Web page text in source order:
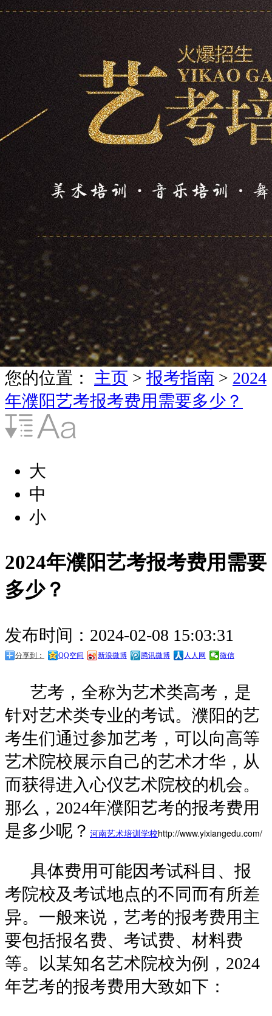
您的位置： 主页 > 报考指南 > 2024
年濮阳艺考报考费用需要多少？
大
中
小
2024年濮阳艺考报考费用需要
多少？
发布时间：2024-02-08 15:03:31
分享到： QQ空间 新浪微博 腾讯微博 人人网 微信
艺考，全称为艺术类高考，是
针对艺术类专业的考试。濮阳的艺
考生们通过参加艺考，可以向高等
艺术院校展示自己的艺术才华，从
而获得进入心仪艺术院校的机会。
那么，2024年濮阳艺考的报考费用
是多少呢？ 河南艺术培训学校http://www.yixiangedu.com/
具体费用可能因考试科目、报
考院校及考试地点的不同而有所差
异。一般来说，艺考的报考费用主
要包括报名费、考试费、材料费
等。以某知名艺术院校为例，2024
年艺考的报考费用大致如下：